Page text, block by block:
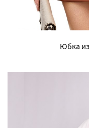
Юбка